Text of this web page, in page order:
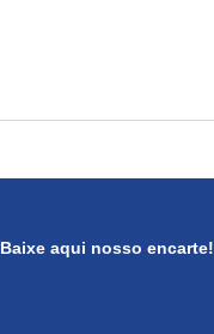
Baixe aqui nosso encarte!